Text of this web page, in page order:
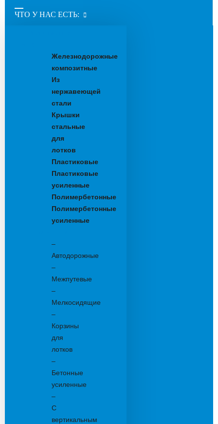
ЧТО У НАС ЕСТЬ:
Железнодорожные
композитные
Из
нержавеющей
стали
Крышки
стальные
для
лотков
Пластиковые
Пластиковые
усиленные
Полимербетонные
Полимербетонные
усиленные
–
Автодорожные
–
Межпутевые
–
Мелкосидящие
–
Корзины
для
лотков
–
Бетонные
усиленные
–
С
вертикальным